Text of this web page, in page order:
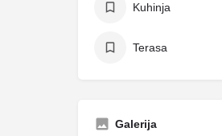
Kuhinja
Terasa
Galerija